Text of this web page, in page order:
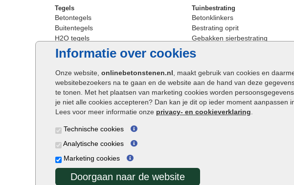
Informatie over cookies
Onze website, onlinebetonstenen.nl , maakt gebruik van cookies en
websitebezoekers na te gaan en de website aan de hand van deze
te tonen. Met het plaatsen van marketing cookies worden
je niet alle cookies accepteren? Dan kan je dit op ieder moment aanpassen
Lees voor meer informatie onze privacy- en cookieverklaring
Technische cookies
Analytische cookies
Marketing cookies
Doorgaan naar de website
Tegels
Betontegels
Buitentegels
H2O tegels
Keramische terrastegels
Oprit tegels
Patio tegels
Siertegels
Stoeptegels
Straattegels
Terrastegels
Buitentegels
Grote terrastegels
Tuinbestrating
Betonklinkers
Bestrating oprit
Gebakken sierbestrating
Strakke bestrating
Straatstenen
Straatklinkers
Trommelstenen
Tuinstenen
Waalformaat